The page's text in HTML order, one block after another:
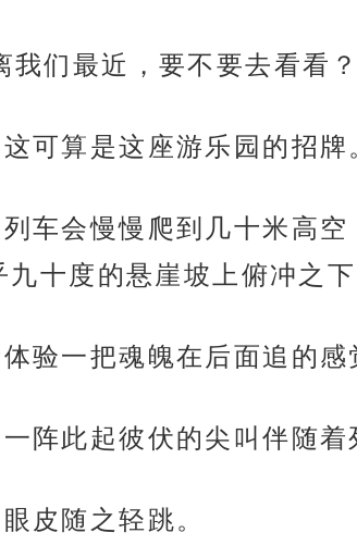
我们最近，要不要去看看
可算是这座游乐园的招牌
车会慢慢爬到几十米高
十度的悬崖坡上俯冲之下
验一把魂魄在后面追的感
阵此起彼伏的尖叫伴随着
皮随之轻跳。